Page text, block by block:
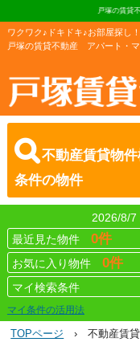
戸塚の賃貸不動産
ワクワク♪ドキドキ♪お部屋探し！
戸塚の賃貸不動産 アパート・
不動産賃貸物
条件の物件
2026/8/
最近見た物件 0件
お気に入り物件 0件
マイ検索条件
マイ条件の活用法
TOPページ › 不動産賃貸